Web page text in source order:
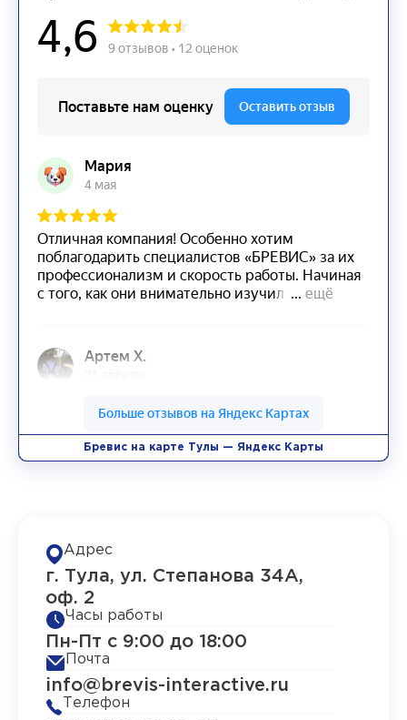
Бревис на карте Тулы — Яндекс Карты
Адрес
г. Тула, ул. Степанова 34А,
оф. 2
Часы работы
Пн-Пт с 9:00 до 18:00
Почта
info@brevis-interactive.ru
Телефон